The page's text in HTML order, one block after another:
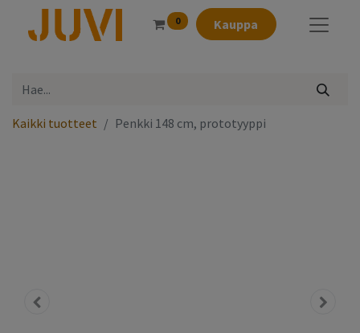
0 Kauppa
Kaikki tuotteet Penkki 148 cm, prototyyppi